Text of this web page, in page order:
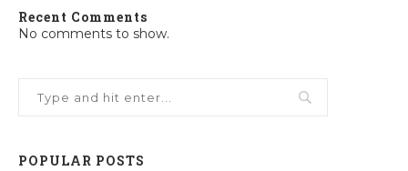
Recent Comments
No comments to show.
POPULAR POSTS